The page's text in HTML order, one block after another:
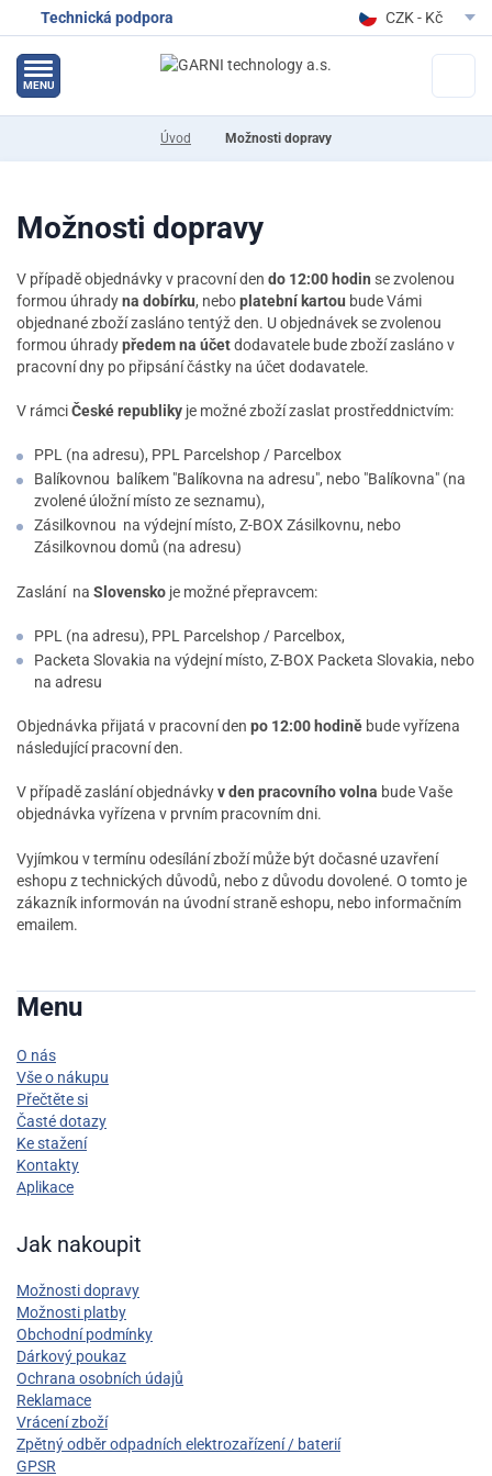
EUR - Eur
CZK - Kč
Technická podpora
MENU
Úvod Možnosti dopravy
Možnosti dopravy
V případě objednávky v pracovní den do 12:00 hodin se zvolenou
formou úhradyna dobírku, neboplatební kartou bude Vámi
objednané zboží zasláno tentýž den. U objednávek se zvolenou
formou úhradypředem na účetdodavatele bude zboží zasláno v
pracovní dny po připsání částky na účet dodavatele.
V rámciČeské republiky je možné zboží zaslat prostředdnictvím:
PPL (na adresu), PPL Parcelshop / Parcelbox
Balíkovnou balíkem "Balíkovna na adresu", nebo "Balíkovna" (na
zvolené úložní místo ze seznamu),
Zásilkovnou na výdejní místo, Z-BOX Zásilkovnu, nebo
Zásilkovnou domů (na adresu)
Zaslání na Slovensko je možné přepravcem:
PPL (na adresu), PPL Parcelshop / Parcelbox,
Packeta Slovakia na výdejní místo, Z-BOX Packeta Slovakia, nebo
na adresu
Objednávka přijatá v pracovní den po 12:00 hodině bude vyřízena
následující pracovní den.
V případě zaslání objednávkyv den pracovního volna bude Vaše
objednávka vyřízena v prvním pracovním dni.
Vyjímkou v termínu odesílání zboží může být dočasné uzavření
eshopu z technických důvodů, nebo z důvodu dovolené. O tomto je
zákazník informován na úvodní straně eshopu, nebo informačním
emailem.
Menu
O nás
Vše o nákupu
Přečtěte si
Časté dotazy
Ke stažení
Kontakty
Aplikace
Jak nakoupit
Možnosti dopravy
Možnosti platby
Obchodní podmínky
Dárkový poukaz
Ochrana osobních údajů
Reklamace
Vrácení zboží
Zpětný odběr odpadních elektrozařízení / baterií
GPSR